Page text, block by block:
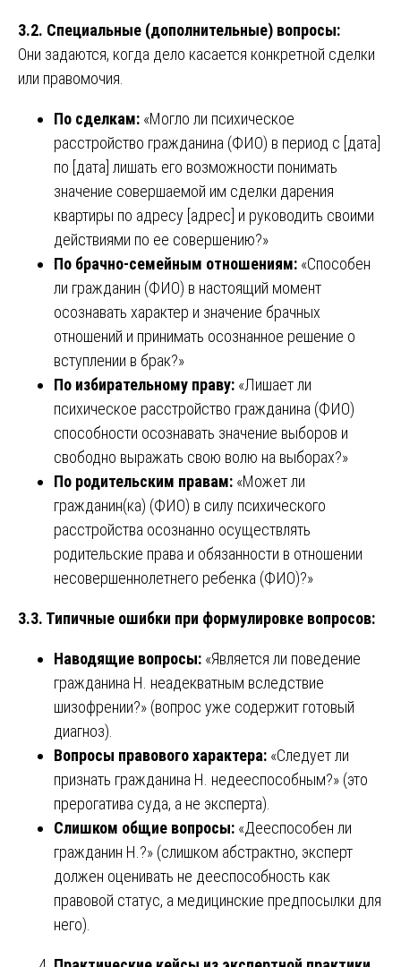
3.2. Специальные (дополнительные) вопросы:
Они задаются, когда дело касается конкретной сделки
или правомочия.
По сделкам: «Могло ли психическое
расстройство гражданина (ФИО) в период с [дата]
по [дата] лишать его возможности понимать
значение совершаемой им сделки дарения
квартиры по адресу [адрес] и руководить своими
действиями по ее совершению?»
По брачно-семейным отношениям: «Способен
ли гражданин (ФИО) в настоящий момент
осознавать характер и значение брачных
отношений и принимать осознанное решение о
вступлении в брак?»
По избирательному праву: «Лишает ли
психическое расстройство гражданина (ФИО)
способности осознавать значение выборов и
свободно выражать свою волю на выборах?»
По родительским правам: «Может ли
гражданин(ка) (ФИО) в силу психического
расстройства осознанно осуществлять
родительские права и обязанности в отношении
несовершеннолетнего ребенка (ФИО)?»
3.3. Типичные ошибки при формулировке вопросов:
Наводящие вопросы: «Является ли поведение
гражданина Н. неадекватным вследствие
шизофрении?» (вопрос уже содержит готовый
диагноз).
Вопросы правового характера: «Следует ли
признать гражданина Н. недееспособным?» (это
прерогатива суда, а не эксперта).
Слишком общие вопросы: «Дееспособен ли
гражданин Н.?» (слишком абстрактно, эксперт
должен оценивать не дееспособность как
правовой статус, а медицинские предпосылки для
него).